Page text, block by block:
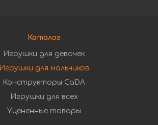
Каталог
Игрушки для девочек
Игрушки для мальчиков
Конструкторы CaDA
Игрушки для всех
Уцененные товары